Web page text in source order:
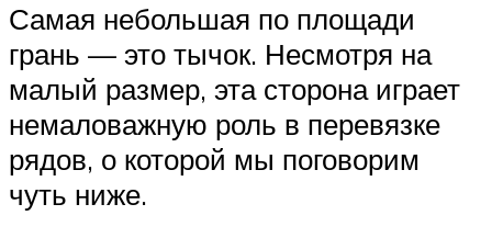
Самая небольшая по площади
грань — это тычок. Несмотря на
малый размер, эта сторона играет
немаловажную роль в перевязке
рядов, о которой мы поговорим
чуть ниже.